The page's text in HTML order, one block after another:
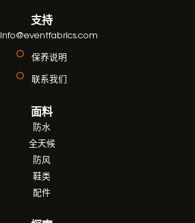
支持
info@eventfabrics.com
保养说明
联系我们
面料
防水
全天候
防风
鞋类
配件